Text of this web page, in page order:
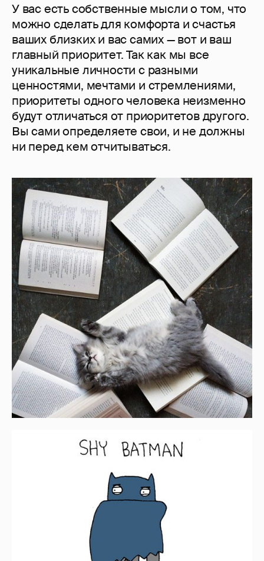
У вас есть собственные мысли о том, что
можно сделать для комфорта и счастья
ваших близких и вас самих — вот и ваш
главный приоритет. Так как мы все
уникальные личности с разными
ценностями, мечтами и стремлениями,
приоритеты одного человека неизменно
будут отличаться от приоритетов другого.
Вы сами определяете свои, и не должны
ни перед кем отчитываться.